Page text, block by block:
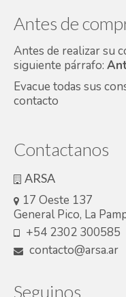
Antes de
Antes de realizar su
siguiente párrafo:
Evacue todas sus
contacto
Contactanos
ARSA
17 Oeste 137
General Pico, La
+54 2302 300585
contacto@arsa.ar
Seguinos